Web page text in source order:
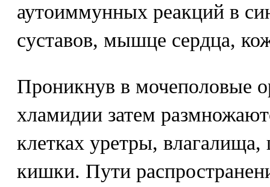
аутоиммунных реакций в
суставов, мышце сердца,
Проникнув в мочеполовые
хламидии затем
клетках уретры,
кишки. Пути